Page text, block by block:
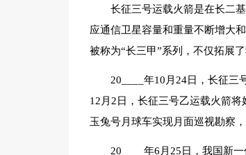
长征三号运载火箭是在长二
应通信卫星容量和重量不断增大
被称为“长三甲”系列，不仅拓展
20____年10月24日，长征三
12月2日，长征三号乙运载火箭
玉兔号月球车实现月面巡视勘察
20____年6月25日，我国新